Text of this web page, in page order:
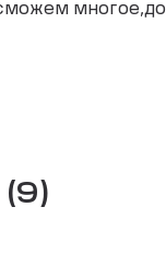
многое,до